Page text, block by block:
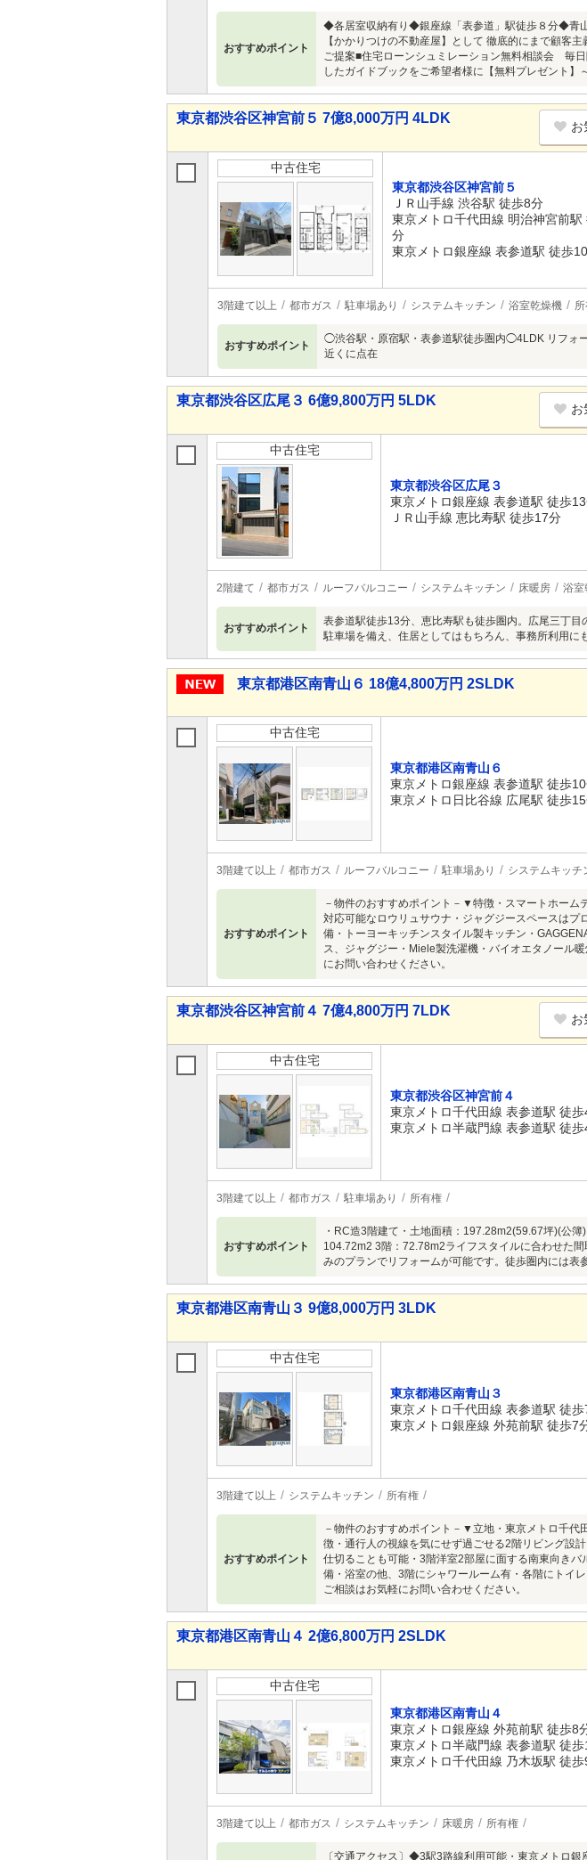
おすすめポイント
◆各居室収納有り◆銀座線「表参道」駅徒歩８分◆
【かかりつけの不動産屋】として 徹底的にまで顧客
ご提案■住宅ローンシュミレーション無料相談会 毎
したガイドブックをご希望者様に【無料プレゼント
東京都渋谷区神宮前５ 7億8,000万円 4LDK
お
中古住宅
東京都渋谷区神宮前５
ＪＲ山手線 渋谷駅 徒歩8分
東京メトロ千代田線 明治神宮前駅
分
東京メトロ銀座線 表参道駅 徒歩
3階建て以上 都市ガス 駐車場あり システムキッチン 浴室乾燥機
おすすめポイント
◯渋谷駅・原宿駅・表参道駅徒歩圏内◯4LDK リフ
近くに点在
東京都渋谷区広尾３ 6億9,800万円 5LDK
お
中古住宅
東京都渋谷区広尾３
東京メトロ銀座線 表参道駅 徒歩
ＪＲ山手線 恵比寿駅 徒歩17分
2階建て 都市ガス ルーフバルコニー システムキッチン 床暖房 浴室
おすすめポイント
表参道駅徒歩13分、恵比寿駅も徒歩圏内。広尾三丁
駐車場を備え、住居としてはもちろん、事務所利用に
東京都港区南青山６ 18億4,800万円 2SLDK
中古住宅
東京都港区南青山６
東京メトロ銀座線 表参道駅 徒歩
東京メトロ日比谷線 広尾駅 徒歩
3階建て以上 都市ガス ルーフバルコニー 駐車場あり システムキッチ
おすすめポイント
－物件のおすすめポイント－▼特徴・スマートホー
対応可能なロウリュサウナ・ジャグジースペースは
備・トーヨーキッチンスタイル製キッチン・
ス、ジャグジー・Miele製洗濯機・バイオエタノー
にお問い合わせください。
東京都渋谷区神宮前４ 7億4,800万円 7LDK
お
中古住宅
東京都渋谷区神宮前４
東京メトロ千代田線 表参道駅 徒歩
東京メトロ半蔵門線 表参道駅 徒歩
3階建て以上 都市ガス 駐車場あり 所有権
おすすめポイント
・RC造3階建て・土地面積：
104.72m2 3階：72.78m2ライフスタイルに合わせた
みのプランでリフォームが可能です。徒歩圏内には
東京都港区南青山３ 9億8,000万円 3LDK
中古住宅
東京都港区南青山３
東京メトロ千代田線 表参道駅 徒歩
東京メトロ銀座線 外苑前駅 徒歩7
3階建て以上 システムキッチン 所有権
おすすめポイント
－物件のおすすめポイント－▼立地・東京メトロ千
徴・通行人の視線を気にせず過ごせる2階リビング設
仕切ることも可能・3階洋室2部屋に面する南東向き
備・浴室の他、3階にシャワールーム有・各階にト
ご相談はお気軽にお問い合わせください。
東京都港区南青山４ 2億6,800万円 2SLDK
中古住宅
東京都港区南青山４
東京メトロ銀座線 外苑前駅 徒歩8
東京メトロ半蔵門線 表参道駅 徒
東京メトロ千代田線 乃木坂駅 徒歩
3階建て以上 都市ガス システムキッチン 床暖房 所有権
〔交通アクセス〕◆3駅3路線利用可能・東京メト